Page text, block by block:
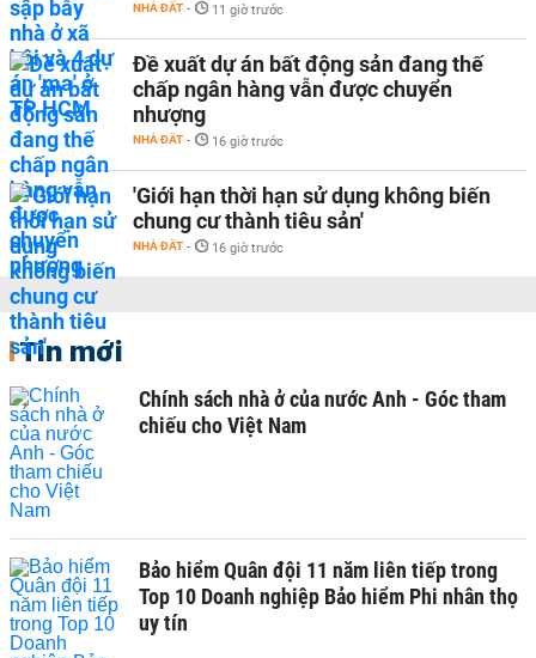
NHÀ ĐẤT - 11 giờ trước
Đề xuất dự án bất động sản đang thế
chấp ngân hàng vẫn được chuyển
nhượng
NHÀ ĐẤT - 16 giờ trước
'Giới hạn thời hạn sử dụng không biến
chung cư thành tiêu sản'
NHÀ ĐẤT - 16 giờ trước
Tin mới
Chính sách nhà ở của nước Anh - Góc tham
chiếu cho Việt Nam
Bảo hiểm Quân đội 11 năm liên tiếp trong
Top 10 Doanh nghiệp Bảo hiểm Phi nhân thọ
uy tín